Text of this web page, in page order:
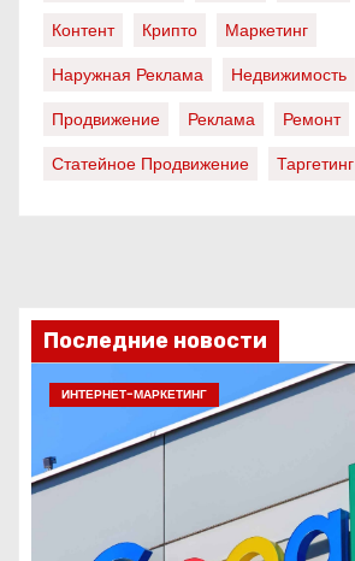
Контент
Крипто
Маркетинг
Наружная Реклама
Недвижимость
Продвижение
Реклама Ремонт
Статейное Продвижение
Таргетинг
Последние новости
ИНТЕРНЕТ-МАРКЕТИНГ